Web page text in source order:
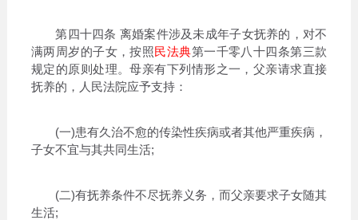
第四十四条 离婚案件涉及未成年子女抚养的，对不
满两周岁的子女，按照民法典第一千零八十四条第三款
规定的原则处理。母亲有下列情形之一，父亲请求直接
抚养的，人民法院应予支持：
(一)患有久治不愈的传染性疾病或者其他严重疾病，
子女不宜与其共同生活;
(二)有抚养条件不尽抚养义务，而父亲要求子女随其
生活;